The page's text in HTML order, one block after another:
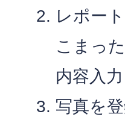
レポー
こまっ
内容入
写真を